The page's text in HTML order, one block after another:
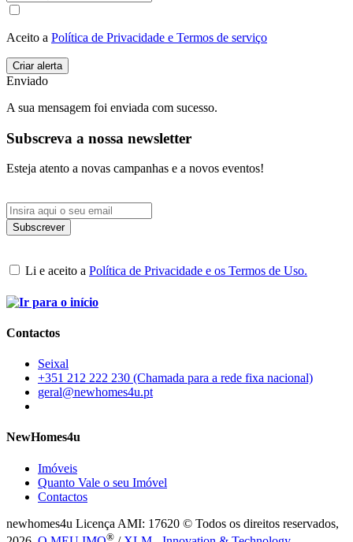
Aceito a Política de Privacidade e Termos de serviço
Enviado
A sua mensagem foi enviada com sucesso.
Subscreva a nossa newsletter
Esteja atento a novas campanhas e a novos eventos!
Li e aceito a Política de Privacidade e os Termos de Uso.
Contactos
Seixal
+351 212 222 230 (Chamada para a rede fixa nacional)
geral@newhomes4u.pt
NewHomes4u
Imóveis
Quanto Vale o seu Imóvel
Contactos
newhomes4u Licença AMI: 17620 © Todos os direitos reservados,
®